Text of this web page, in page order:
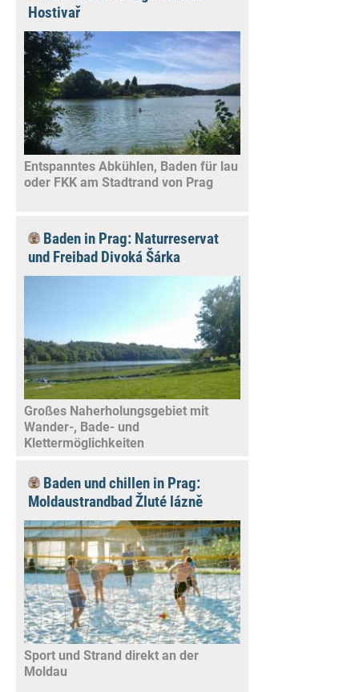
Hostivař
Entspanntes Abkühlen, Baden für lau
oder FKK am Stadtrand von Prag
Baden in Prag: Naturreservat
und Freibad Divoká Šárka
Großes Naherholungsgebiet mit
Wander-, Bade- und
Klettermöglichkeiten
Baden und chillen in Prag:
Moldaustrandbad Žluté lázně
Sport und Strand direkt an der
Moldau